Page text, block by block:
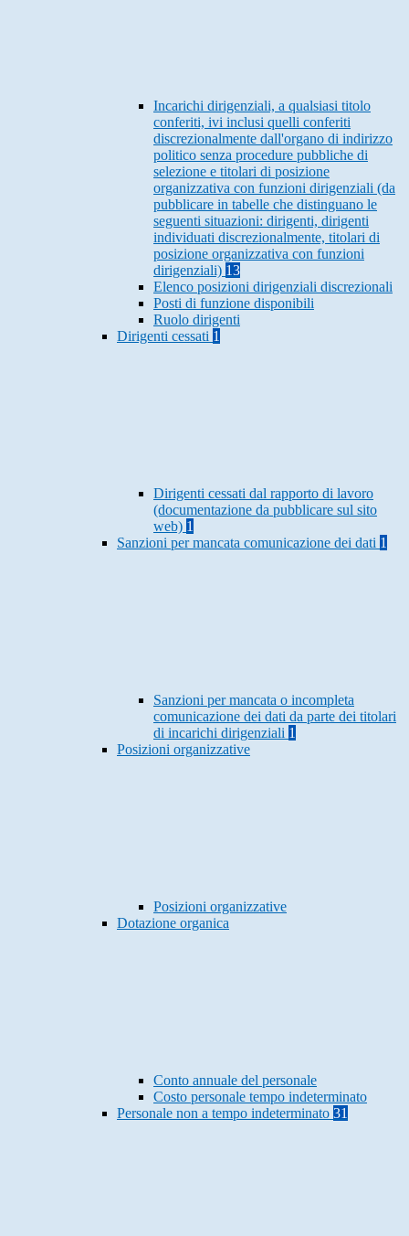
Incarichi dirigenziali, a qualsiasi titolo
conferiti, ivi inclusi quelli conferiti
discrezionalmente dall'organo di indirizzo
politico senza procedure pubbliche di
selezione e titolari di posizione
organizzativa con funzioni dirigenziali (da
pubblicare in tabelle che distinguano le
seguenti situazioni: dirigenti, dirigenti
individuati discrezionalmente, titolari di
posizione organizzativa con funzioni
dirigenziali) 13
Elenco posizioni dirigenziali discrezionali
Posti di funzione disponibili
Ruolo dirigenti
Dirigenti cessati 1
Dirigenti cessati dal rapporto di lavoro
(documentazione da pubblicare sul sito
web) 1
Sanzioni per mancata comunicazione dei dati 1
Sanzioni per mancata o incompleta
comunicazione dei dati da parte dei titolari
di incarichi dirigenziali 1
Posizioni organizzative
Posizioni organizzative
Dotazione organica
Conto annuale del personale
Costo personale tempo indeterminato
Personale non a tempo indeterminato 31